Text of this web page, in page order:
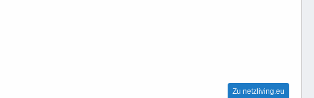
Zu netzliving.eu